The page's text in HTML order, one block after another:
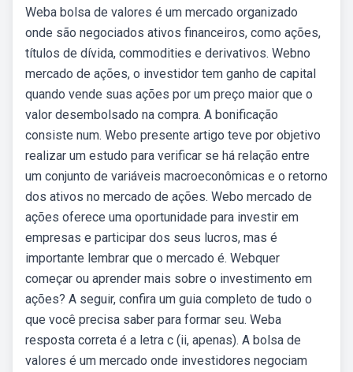
Weba bolsa de valores é um mercado organizado
onde são negociados ativos financeiros, como ações,
títulos de dívida, commodities e derivativos. Webno
mercado de ações, o investidor tem ganho de capital
quando vende suas ações por um preço maior que o
valor desembolsado na compra. A bonificação
consiste num. Webo presente artigo teve por objetivo
realizar um estudo para verificar se há relação entre
um conjunto de variáveis macroeconômicas e o retorno
dos ativos no mercado de ações. Webo mercado de
ações oferece uma oportunidade para investir em
empresas e participar dos seus lucros, mas é
importante lembrar que o mercado é. Webquer
começar ou aprender mais sobre o investimento em
ações? A seguir, confira um guia completo de tudo o
que você precisa saber para formar seu. Weba
resposta correta é a letra c (ii, apenas). A bolsa de
valores é um mercado onde investidores negociam